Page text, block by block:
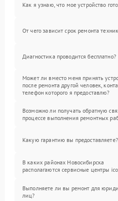
Как я узнаю, что мое устройство
От чего зависит срок ремонта
Диагностика проводится бесплатно?
Может ли вместо меня принять
после ремонта другой человек,
телефон которого я предоставлю?
Возможно ли получать обратную
процессе выполнения ремонтных
Какую гарантию вы предоставляете?
В каких районах Новосибирска
располагаются сервисные центры
Выполняете ли вы ремонт для
лиц?